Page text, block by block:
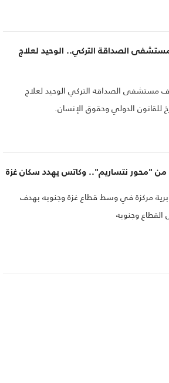
مستشفى الصداقة التركي.. الوحيد لعلاج
مستشفى الصداقة التركي الوحيد لعلاج
الدولي وحقوق الإنسان.
من "محور نتساريم".. وكاتس يهدد سكان غزة
برية مركزة في وسط قطاع غزة وجنوبه بهدف
القطاع وجنوبه